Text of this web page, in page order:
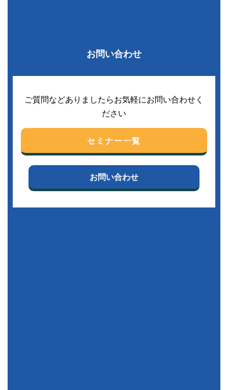
お問い合わせ
ご質問などありましたらお気軽にお問い合わせく
ださい
セミナー一覧
お問い合わせ